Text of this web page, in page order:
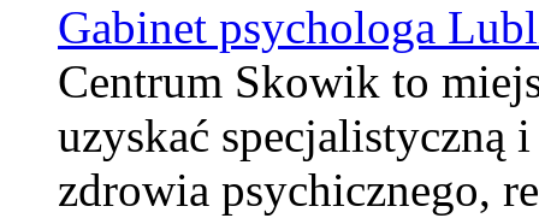
Gabinet psychologa
Centrum Skowik to
uzyskać specjalistyczną
zdrowia psychicznego,